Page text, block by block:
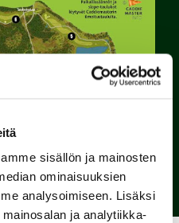
sisällön ja mainosten
ominaisuuksien
analysoimiseen. Lisäksi
ja analytiikka-